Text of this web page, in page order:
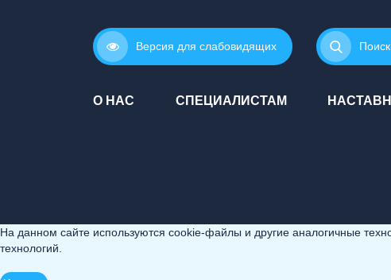
Версия для слабовидящих
О НАС СПЕЦИАЛИСТАМ
На данном сайте используются cookie-файлы и другие аналогичные
технологий.